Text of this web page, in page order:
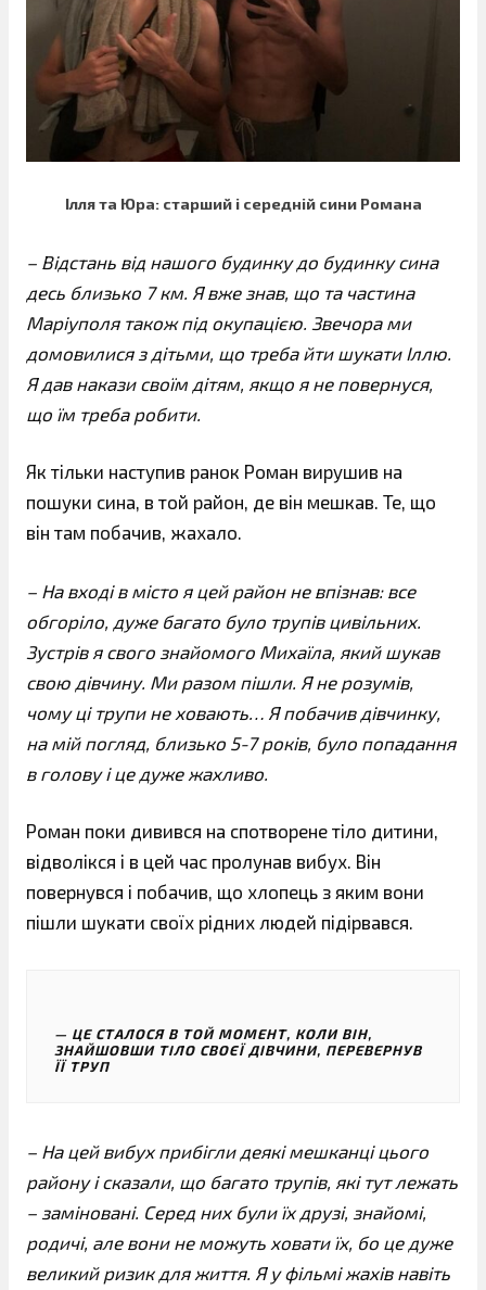
Ілля та Юра: старший і середній сини Романа
– Відстань від нашого будинку до будинку сина
десь близько 7 км. Я вже знав, що та частина
Маріуполя також під окупацією. Звечора ми
домовилися з дітьми, що треба йти шукати Іллю.
Я дав накази своїм дітям, якщо я не повернуся,
що їм треба робити.
Як тільки наступив ранок Роман вирушив на
пошуки сина, в той район, де він мешкав. Те, що
він там побачив, жахало.
– На вході в місто я цей район не впізнав: все
обгоріло, дуже багато було трупів цивільних.
Зустрів я свого знайомого Михаїла, який шукав
свою дівчину. Ми разом пішли. Я не розумів,
чому ці трупи не ховають… Я побачив дівчинку,
на мій погляд, близько 5-7 років, було попадання
в голову і це дуже жахливо.
Роман поки дивився на спотворене тіло дитини,
відволікся і в цей час пролунав вибух. Він
повернувся і побачив, що хлопець з яким вони
пішли шукати своїх рідних людей підірвався.
ЦЕ СТАЛОСЯ В ТОЙ МОМЕНТ, КОЛИ ВІН,
ЗНАЙШОВШИ ТІЛО СВОЄЇ ДІВЧИНИ, ПЕРЕВЕРНУВ
ЇЇ ТРУП
– На цей вибух прибігли деякі мешканці цього
району і сказали, що багато трупів, які тут лежать
– заміновані. Серед них були їх друзі, знайомі,
родичі, але вони не можуть ховати їх, бо це дуже
великий ризик для життя. Я у фільмі жахів навіть